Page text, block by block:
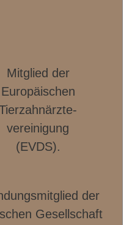
Mitglied der
Europäischen
vereinigung
(EVDS).
der
Gesellschaft